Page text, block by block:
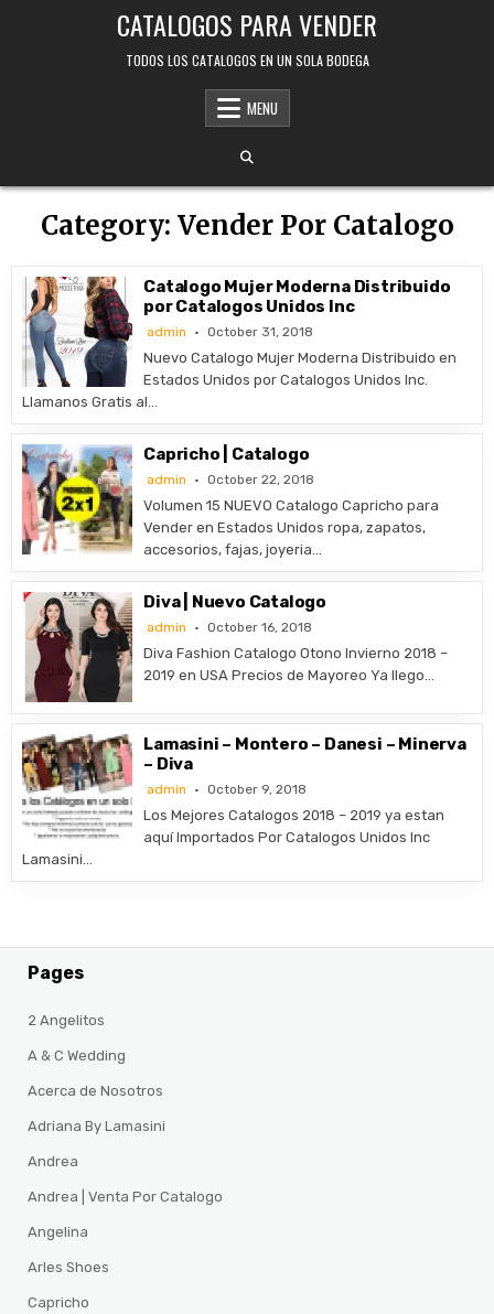
CATALOGOS PARA VENDER
TODOS LOS CATALOGOS EN UN SOLA BODEGA
MENU
Category: Vender Por Catalogo
Catalogo Mujer Moderna Distribuido
por Catalogos Unidos Inc
admin October 31, 2018
Nuevo Catalogo Mujer Moderna Distribuido en
Estados Unidos por Catalogos Unidos Inc.
Llamanos Gratis al…
Capricho | Catalogo
admin October 22, 2018
Volumen 15 NUEVO Catalogo Capricho para
Vender en Estados Unidos ropa, zapatos,
accesorios, fajas, joyeria…
Diva | Nuevo Catalogo
admin October 16, 2018
Diva Fashion Catalogo Otono Invierno 2018 –
2019 en USA Precios de Mayoreo Ya llego…
Lamasini – Montero – Danesi – Minerva
– Diva
admin October 9, 2018
Los Mejores Catalogos 2018 – 2019 ya estan
aquí Importados Por Catalogos Unidos Inc
Lamasini…
Pages
2 Angelitos
A & C Wedding
Acerca de Nosotros
Adriana By Lamasini
Andrea
Andrea | Venta Por Catalogo
Angelina
Arles Shoes
Capricho